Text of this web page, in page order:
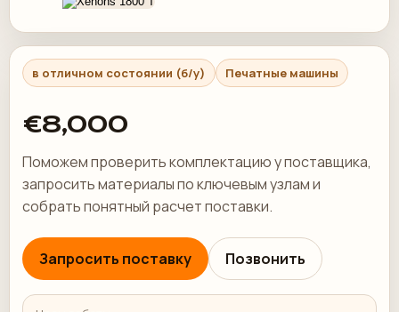
в отличном состоянии (б/у) Печатные машины
€8,000
Поможем проверить комплектацию у поставщика,
запросить материалы по ключевым узлам и
собрать понятный расчет поставки.
Запросить поставку Позвонить